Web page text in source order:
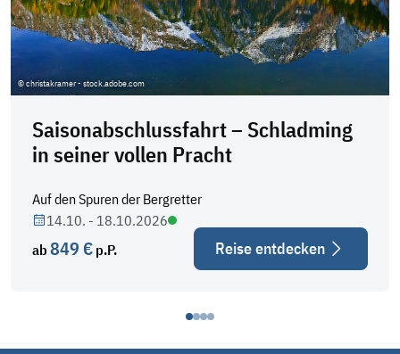
© christakramer - stock.adobe.com
Saisonabschlussfahrt – Schladming
in seiner vollen Pracht
Auf den Spuren der Bergretter
14.10. - 18.10.2026
ab 849 € p.P. Reise entdecken